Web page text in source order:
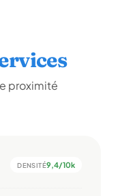
proximité
DENSITÉ9,4/10k